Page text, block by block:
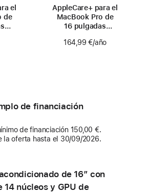
el
de
AppleCare+ para el
MacBook Pro de
16 pulgadas
164,99 €/año
de financiación
de financiación 150,00 €.
la oferta hasta el 30/09/2026.
de 16″ con
14 núcleos y GPU de